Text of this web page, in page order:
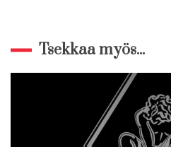
Tsekkaa myös...